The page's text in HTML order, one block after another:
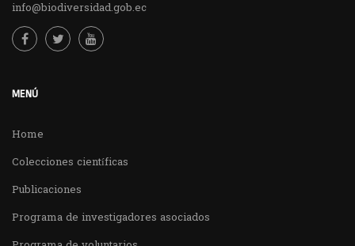
info@biodiversidad.gob.ec
MENÚ
Home
Colecciones científicas
Publicaciones
Programa de investigadores asociados